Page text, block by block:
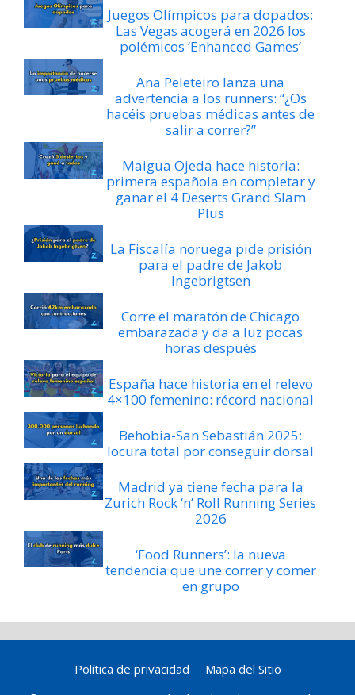
Juegos Olímpicos para dopados:
Las Vegas acogerá en 2026 los
polémicos ‘Enhanced Games’
Ana Peleteiro lanza una
advertencia a los runners: “¿Os
hacéis pruebas médicas antes de
salir a correr?”
Maigua Ojeda hace historia:
primera española en completar y
ganar el 4 Deserts Grand Slam
Plus
La Fiscalía noruega pide prisión
para el padre de Jakob
Ingebrigtsen
Corre el maratón de Chicago
embarazada y da a luz pocas
horas después
España hace historia en el relevo
4×100 femenino: récord nacional
Behobia-San Sebastián 2025:
locura total por conseguir dorsal
Madrid ya tiene fecha para la
Zurich Rock ‘n’ Roll Running Series
2026
‘Food Runners’: la nueva
tendencia que une correr y comer
en grupo
Política de privacidad
Mapa del Sitio